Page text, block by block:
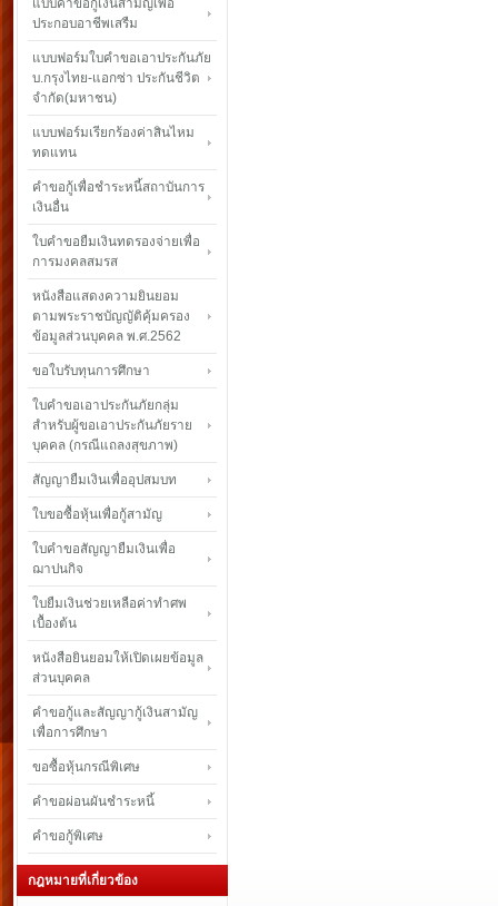
ประกอบอาชีพเสรืม
แบบฟอร์มใบคำขอเอาประกันภัย
บ.กรุงไทย-แอกซ่า ประกันชีวิต
จำกัด(มหาชน)
แบบฟอร์มเรียกร้องค่าสินไหม
ทดแทน
คำขอกู้เพื่อชำระหนี้สถาบันการ
เงินอื่น
ใบคำขอยืมเงินทดรองจ่ายเพื่อ
การมงคลสมรส
หนังสือแสดงความยินยอม
ตามพระราชบัญญัติคุ้มครอง
ข้อมูลส่วนบุคคล พ.ศ.2562
ขอใบรับทุนการศึกษา
ใบคำขอเอาประกันภัยกลุ่ม
สำหรับผู้ขอเอาประกันภัยราย
บุคคล (กรณีแถลงสุขภาพ)
สัญญายืมเงินเพื่ออุปสมบท
ใบขอซื้อหุ้นเพื่อกู้สามัญ
ใบคำขอสัญญายืมเงินเพื่อ
ฌาปนกิจ
ใบยืมเงินช่วยเหลือค่าทำศพ
เบื้องต้น
หนังสือยินยอมให้เปิดเผยข้อมูล
ส่วนบุคคล
คำขอกู้และสัญญากู้เงินสามัญ
เพื่อการศึกษา
ขอซื้อหุ้นกรณีพิเศษ
คำขอผ่อนผันชำระหนี้
คำขอกู้พิเศษ
กฎหมายที่เกี่ยวข้อง